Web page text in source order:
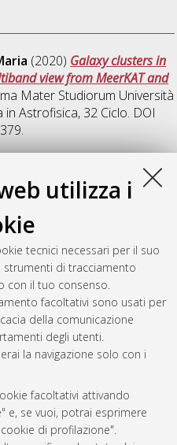
utilizza i
tecnici necessari per il suo
di tracciamento
con il tuo consenso.
facoltativi sono usati per
della comunicazione
degli utenti.
la navigazione solo con i
facoltativi attivando
e, se vuoi, potrai esprimere
di profilazione".
(2020) Galaxy clusters in
view from MeerKAT and
Mater Studiorum Università
inAstrofisica, 32 Ciclo. DOI
Clustering of Clusters as a
thesis], Alma Mater
Dottorato di ricerca in
unibo/amsdottorato/7765.
ilSun Aug 9 20:48:24 2026